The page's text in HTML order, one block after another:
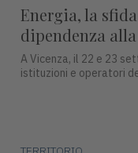
Energia, la
dipendenza
A Vicenza, il 22 e 23
istituzioni e operatori